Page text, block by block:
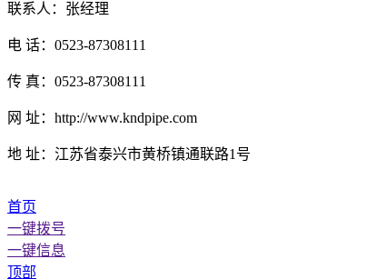
联系人：张经理
电 话：0523-87308111
传 真：0523-87308111
网 址：http://www.kndpipe.com
地 址：江苏省泰兴市黄桥镇通联路1号
首页
一键拨号
一键信息
顶部